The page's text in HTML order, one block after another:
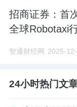
招商证券：首
全球Robotaxi
智通财经网 2025-
24小时热门文